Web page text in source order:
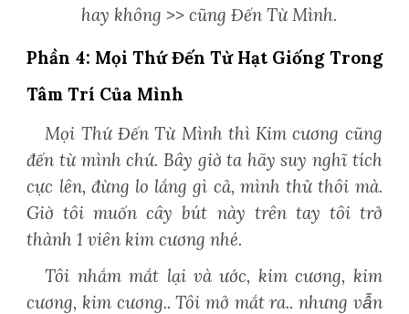
hay không >> cũng Đến Từ Mình.
Phần 4: Mọi Thứ Đến Từ Hạt Giống Trong
Tâm Trí Của Mình
Mọi Thứ Đến Từ Mìnhthì Kim cương cũng
đến từ mình chứ. Bây giờ ta hãy suy nghĩ tích
cực lên, đừng lo lắng gì cả, mình thử thôi mà.
Giờ tôi muốn cây bút này trên tay tôi trở
thành 1 viên kim cương nhé.
Tôi nhắm mắt lại và ước, kim cương, kim
cương, kim cương.. Tôi mở mắt ra.. nhưng vẫn